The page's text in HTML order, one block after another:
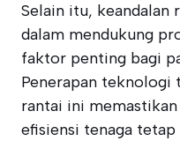
Selain itu, keandalan
dalam mendukung
faktor penting bagi
Penerapan teknologi
rantai ini
efisiensi tenaga